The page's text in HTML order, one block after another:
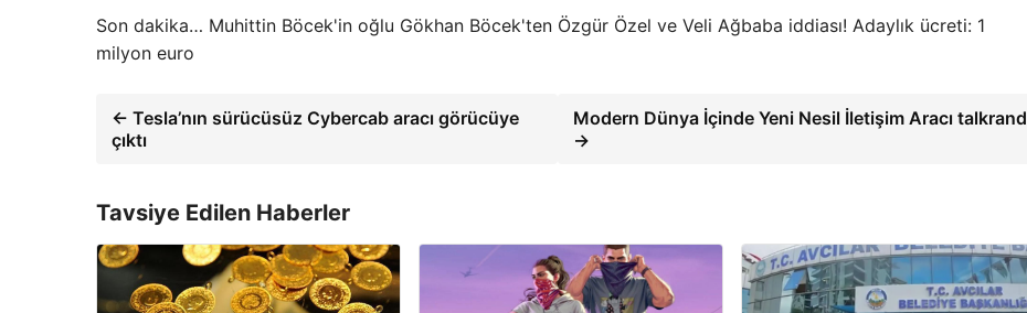
Son dakika… Muhittin Böcek'in oğlu Gökhan Böcek'ten Özgür Özel ve Veli Ağbaba iddiası! Adaylık ücreti: 1
milyon euro
← Tesla’nın sürücüsüz Cybercab aracı görücüye
çıktı
Modern Dünya İçinde Yeni Nesil İletişim Aracı talkrand
→
Tavsiye Edilen Haberler